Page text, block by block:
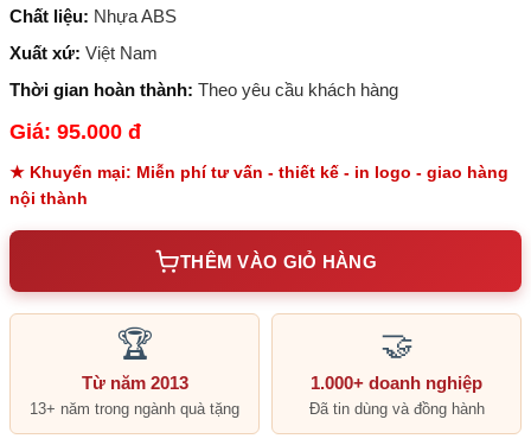
Chất liệu: Nhựa ABS
Xuất xứ: Việt Nam
Thời gian hoàn thành: Theo yêu cầu khách hàng
Giá: 95.000 đ
★ Khuyến mại: Miễn phí tư vấn - thiết kế - in logo - giao hàng
nội thành
THÊM VÀO GIỎ HÀNG
🏆
Từ năm 2013
13+ năm trong ngành quà tặng
🤝
1.000+ doanh nghiệp
Đã tin dùng và đồng hành